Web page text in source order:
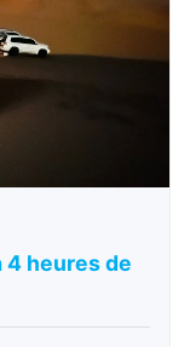
4 heures de